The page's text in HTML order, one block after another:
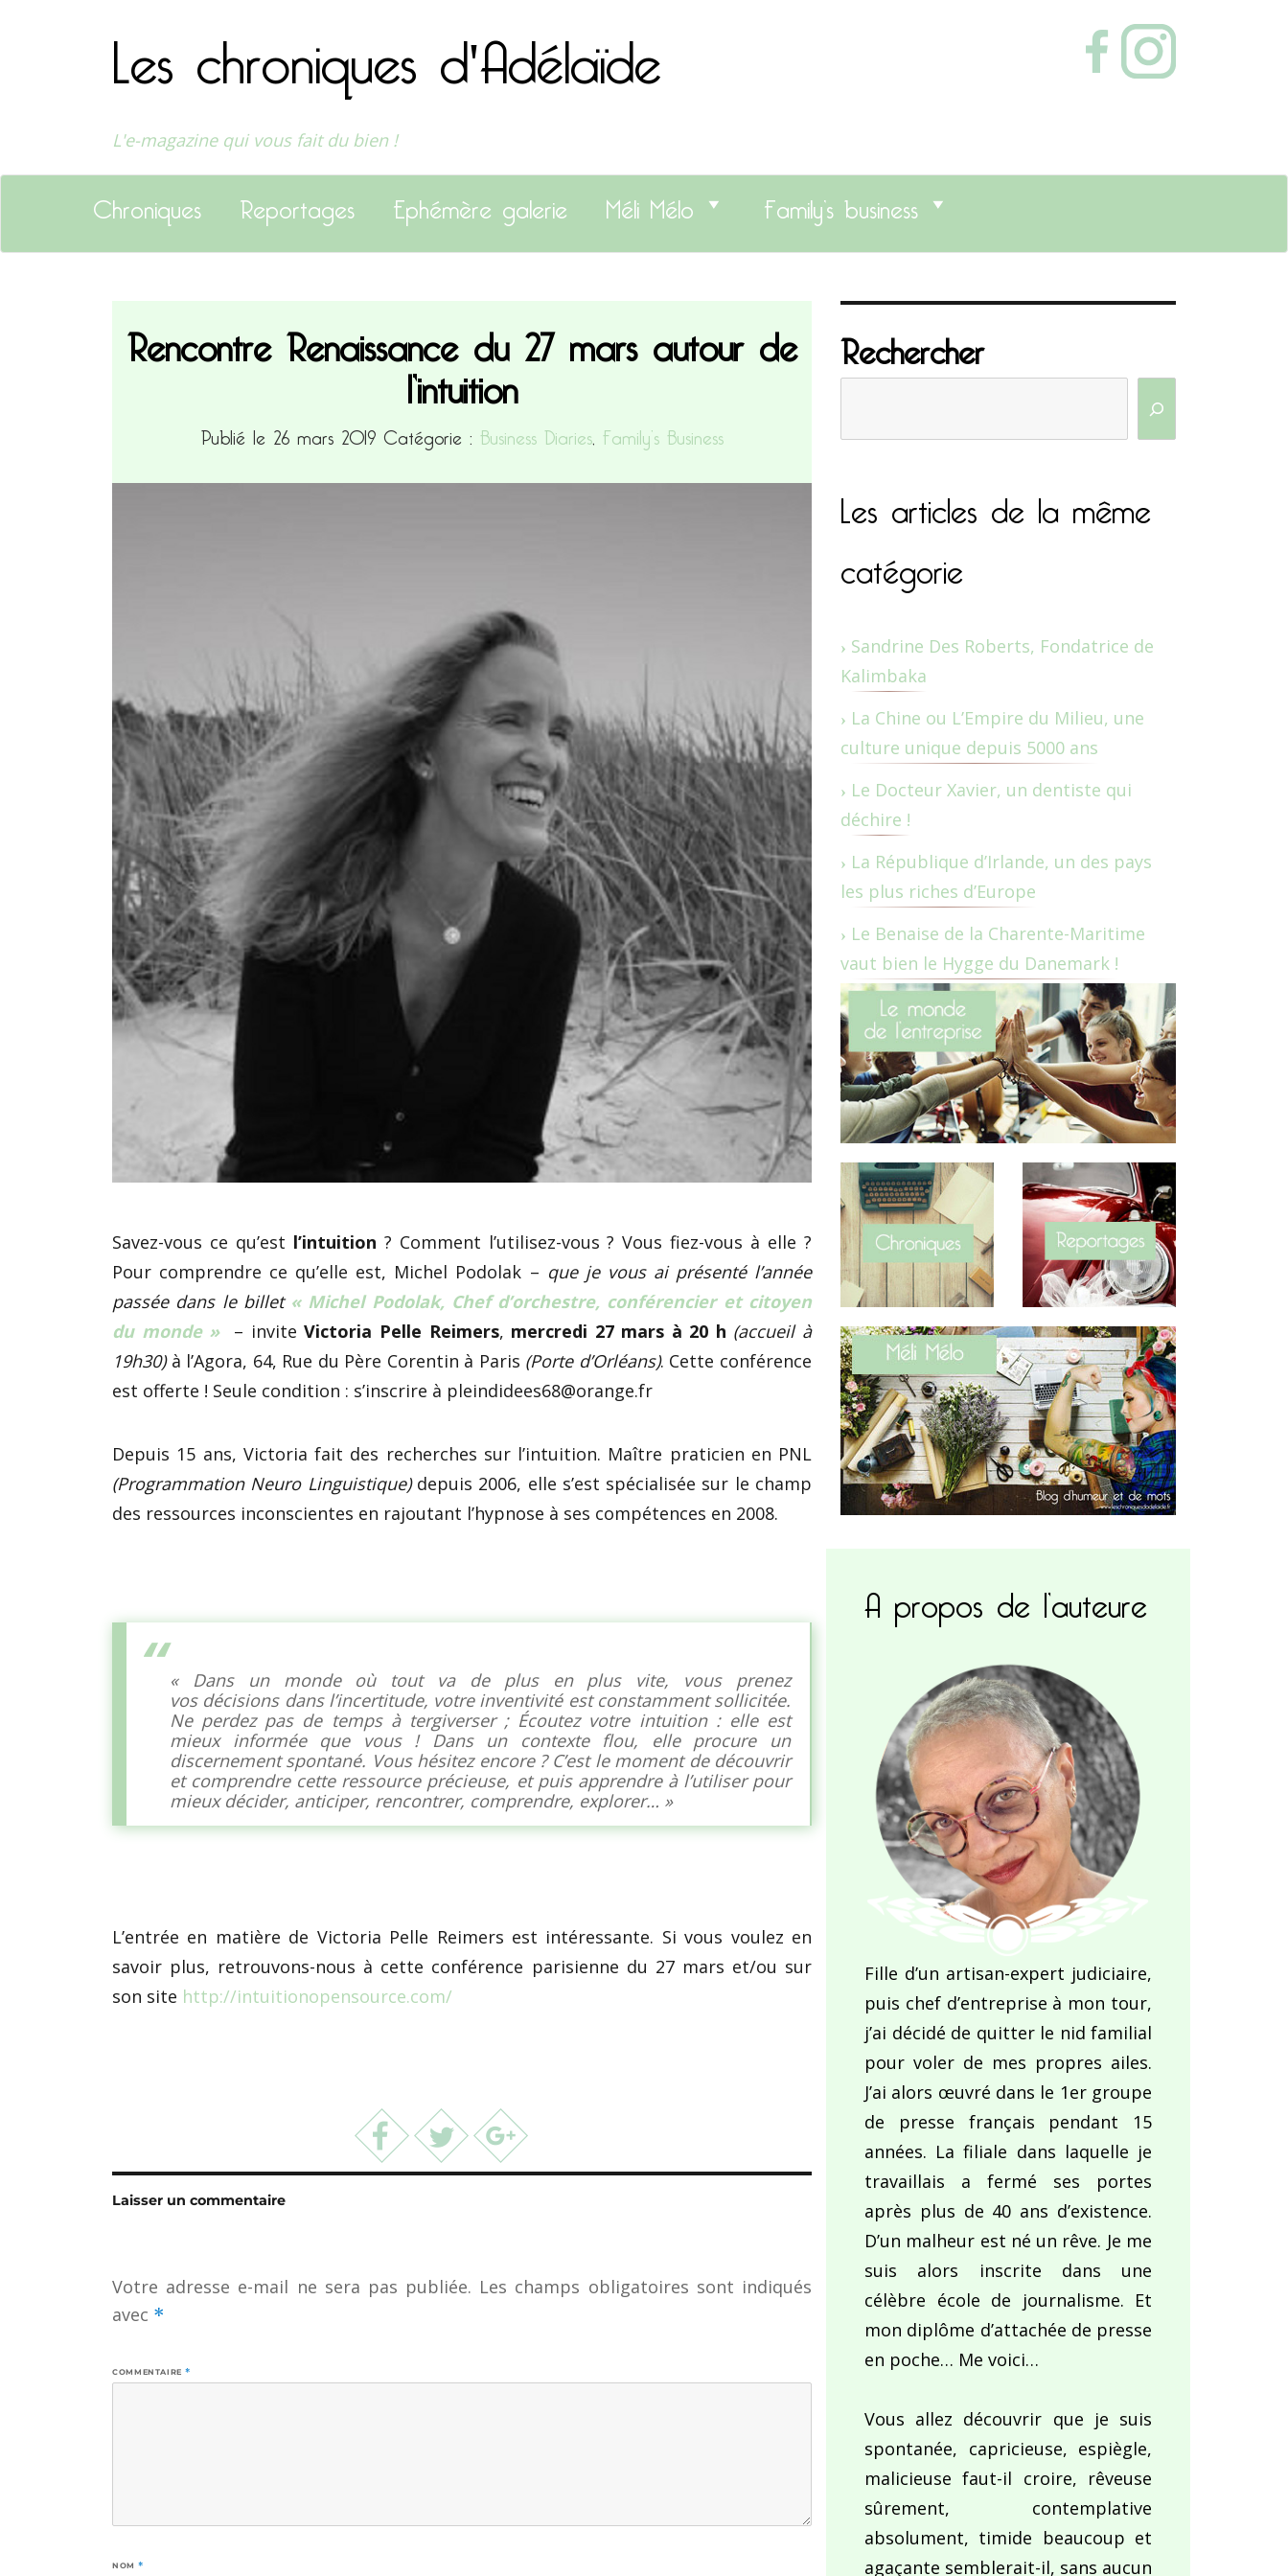
Les chroniques d'Adélaïde
L'e-magazine qui vous fait du bien !
Chroniques Reportages Ephémère galerie Méli Mélo Family’s business
Rencontre Renaissance du 27 mars autour de
l’intuition
Publié le 26 mars 2019 Catégorie : Business Diaries, Family’s Business
Savez-vous ce qu’est l’intuition ? Comment l’utilisez-vous ? Vous fiez-vous à elle ?
Pour comprendre ce qu’elle est, Michel Podolak – que je vous ai présenté l’année
passée dans le billet « Michel Podolak, Chef d’orchestre, conférencier et citoyen
du monde »
– inviteVictoria Pelle Reimers, mercredi 27 mars à 20 h (accueil à
19h30)à l’Agora, 64, Rue du Père Corentin à Paris (Porte d’Orléans). Cette conférence
est offerte ! Seule condition : s’inscrire à pleindidees68@orange.fr
Depuis 15 ans, Victoria fait des recherches sur l’intuition. Maître praticien en PNL
(Programmation Neuro Linguistique)depuis 2006, elle s’est spécialisée sur le champ
des ressources inconscientes en rajoutant l’hypnose à ses compétences en 2008.
« Dans un monde où tout va de plus en plus vite, vous prenez
vos décisionsdans l’incertitude, votre inventivitéest constamment sollicitée.
Ne perdez pas de temps à tergiverser ; Écoutez votre intuition: elle est
mieux informée que vous ! Dans un contexte flou, elle procure un
discernement spontané. Vous hésitez encore ? C’est le moment de découvrir
et comprendre cette ressource précieuse, et puis apprendre à l’utiliserpour
mieux décider, anticiper, rencontrer, comprendre, explorer… »
L’entrée en matière de Victoria Pelle Reimers est intéressante. Si vous voulez en
savoir plus, retrouvons-nous à cette conférence parisienne du 27 mars et/ou sur
son site http://intuitionopensource.com/
Laisser un commentaire
Votre adresse e-mail ne sera pas publiée. Les champs obligatoires sont indiqués
avec *
COMMENTAIRE *
NOM *
Rechercher
Les articles de la même
catégorie
Sandrine Des Roberts, Fondatrice de
Kalimbaka
La Chine ou L’Empire du Milieu, une
culture unique depuis 5000 ans
Le Docteur Xavier, un dentiste qui
déchire !
La République d’Irlande, un des pays
les plus riches d’Europe
Le Benaise de la Charente-Maritime
vaut bien le Hygge du Danemark !
A propos de l’auteure
Fille d’un artisan-expert judiciaire,
puis chef d’entreprise à mon tour,
j’ai décidé de quitter le nid familial
pour voler de mes propres ailes.
J’ai alors œuvré dans le 1er groupe
de presse français pendant 15
années. La filiale dans laquelle je
travaillais a fermé ses portes
après plus de 40 ans d’existence.
D’un malheur est né un rêve. Je me
suis alors inscrite dans une
célèbre école de journalisme. Et
mon diplôme d’attachée de presse
en poche… Me voici…
Vous allez découvrir que je suis
spontanée, capricieuse, espiègle,
malicieuse faut-il croire, rêveuse
sûrement, contemplative
absolument, timide beaucoup et
agaçante semblerait-il, sans aucun